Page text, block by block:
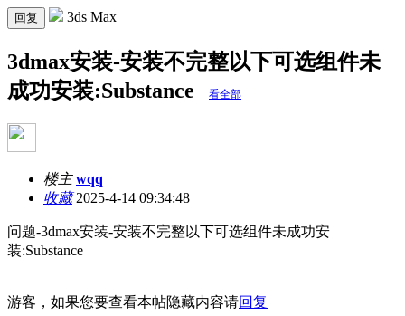
回复 3ds Max
3dmax安装-安装不完整以下可选组件未
成功安装:Substance
看全部
楼主 wqq
收藏2025-4-14 09:34:48
问题-3dmax安装-安装不完整以下可选组件未成功安
装:Substance
游客，如果您要查看本帖隐藏内容请回复